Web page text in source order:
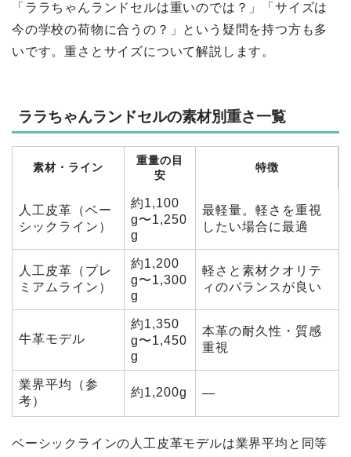
「ララちゃんランドセルは重いのでは？」「サイズは
今の学校の荷物に合うの？」という疑問を持つ方も多
いです。重さとサイズについて解説します。
ララちゃんランドセルの素材別重さ一覧
素材・ライン
重量の目
安
特徴
人工皮革（ベー
シックライン）
約1,100
g〜1,250
g
最軽量。軽さを重視
したい場合に最適
人工皮革（プレ
ミアムライン）
約1,200
g〜1,300
g
軽さと素材クオリテ
ィのバランスが良い
牛革モデル
約1,350
g〜1,450
g
本革の耐久性・質感
重視
業界平均（参
考）
約1,200g —
ベーシックラインの人工皮革モデルは業界平均と同等